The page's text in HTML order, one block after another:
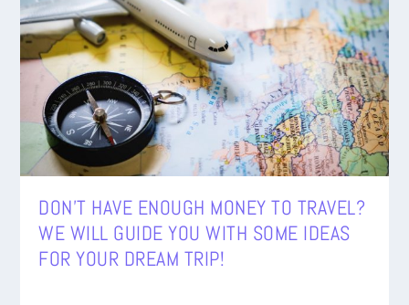
DON’T HAVE ENOUGH MONEY TO TRAVEL?
WE WILL GUIDE YOU WITH SOME IDEAS
FOR YOUR DREAM TRIP!